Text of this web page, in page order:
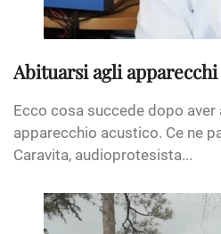
Abituarsi agli
Ecco cosa succede dopo
apparecchio acustico. Ce ne
Caravita, audioprotesista...